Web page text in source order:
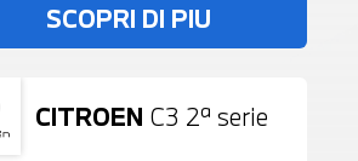
SCOPRI DI PIU
CITROEN C3 2ª serie
19 Foto